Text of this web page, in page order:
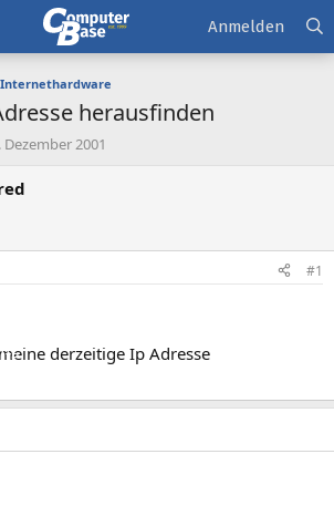
Anmelden
herausfinden
Dezember 2001
#1
derzeitige Ip Adresse